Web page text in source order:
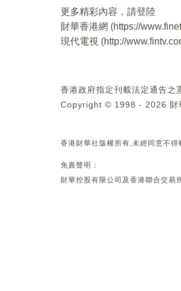
更多精彩內容，請登陸
財華香港網 (https://
現代電視 (http://
香港政府指定刊載法定通告之
Copyright © 1998 - 2026 財
香港財華社版權所有,未經同意不得
免責聲明：
財華控股有限公司及香港聯合交易